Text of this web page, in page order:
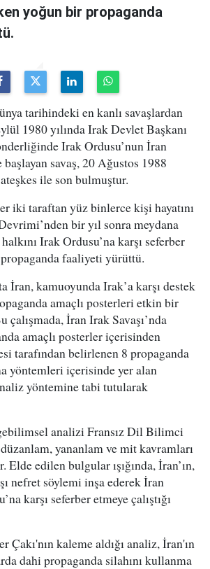
yoğun bir propaganda
tarihindeki en kanlı savaşlardan
1980 yılında Irak Devlet Başkanı
Irak Ordusu’nun İran
başlayan savaş, 20 Ağustos 1988
ile son bulmuştur.
iki taraftan yüz binlerce kişi hayatını
bir yıl sonra meydana
Irak Ordusu’na karşı seferber
faaliyeti yürüttü.
İran, kamuoyunda Irak’a karşı destek
amaçlı posterleri etkin bir
çalışmada, İran Irak Savaşı’nda
amaçlı posterler içerisinden
tarafından belirlenen 8 propaganda
yöntemleri içerisinde yer alan
yöntemine tabi tutularak
analizi Fransız Dil Bilimci
yananlam ve mit kavramları
Elde edilen bulgular ışığında, İran’ın,
nefret söylemi inşa ederek İran
karşı seferber etmeye çalıştığı
Çakı'nın kaleme aldığı analiz, İran'ın
dahi propaganda silahını kullanma